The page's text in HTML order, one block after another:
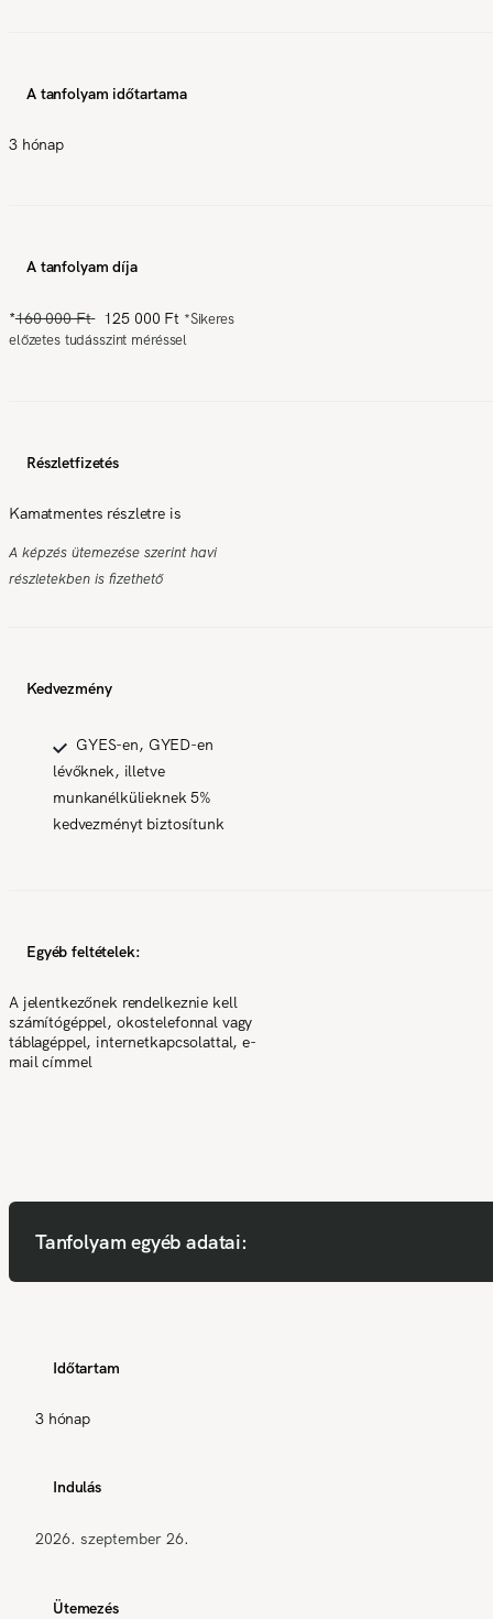
A tanfolyam időtartama
3 hónap
A tanfolyam díja
*160 000 Ft 125 000 Ft *Sikeres
előzetes tudásszint méréssel
Részletfizetés
Kamatmentes részletre is
A képzés ütemezése szerint havi
részletekben is fizethető
Kedvezmény
GYES-en, GYED-en
lévőknek, illetve
munkanélkülieknek 5%
kedvezményt biztosítunk
Egyéb feltételek:
A jelentkezőnek rendelkeznie kell
számítógéppel, okostelefonnal vagy
táblagéppel, internetkapcsolattal, e-
mail címmel
Tanfolyam egyéb adatai:
Időtartam
3 hónap
Indulás
2026. szeptember 26.
Ütemezés